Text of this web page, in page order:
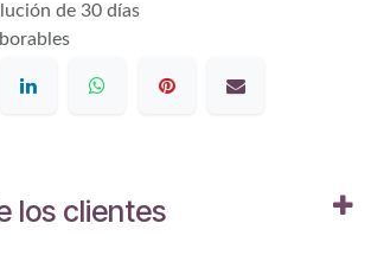
de 30 días
los clientes